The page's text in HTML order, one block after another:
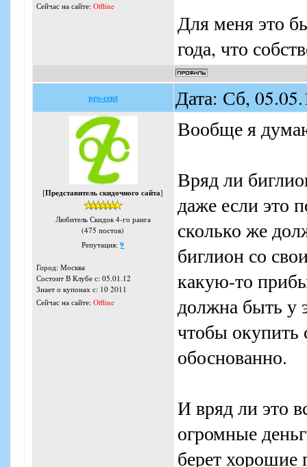
Сейчас на сайте: Offline
Для меня это
года, что
pro-cent Дата: Сб,
[Представитель скидочного сайта]
Любитель Скидок 4-го ранга
(475 постов)
Репутация:9
Город: Москва
Состоит В Клубе с: 05.01.12
Знает о купонах с: 10 2011
Сейчас на сайте: Offline
Вообще я
Вряд ли
даже если это
сколько же
биглион со
какую-то
должна быть у
чтобы
обоснованно.
И вряд ли это
огромные
берет хорошие